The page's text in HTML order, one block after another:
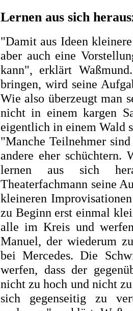
Lernen aus sich
"Damit aus Ideen
aber auch eine
kann", erklärt
bringen, wird seine
Wie also überzeugt man
nicht in einem kargen
eigentlich in einem Wald
"Manche Teilnehmer
andere eher schüchtern.
lernen aus sich
Theaterfachmann seine
kleineren
zu Beginn erst einmal
alle im Kreis und
Manuel, der wiederum
bei Mercedes. Die
werfen, dass der
nicht zu hoch und nicht
sich gegenseitig zu